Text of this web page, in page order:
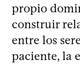
propio
construir
entre los
paciente, la